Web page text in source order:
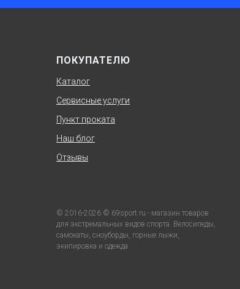
ПОКУПАТЕЛЮ
Каталог
Сервисные услуги
Пункт проката
Наш блог
Отзывы
© 2016-2026 © 69sport.ru - магазин товаров
для экстремальных видов спорта. Велосипеды,
самокаты, сноуборды, горные лыжи,
экипировка и одежда.